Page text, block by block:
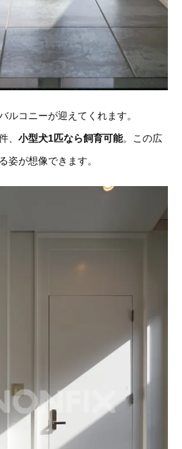
ルコニーが迎えてくれます。
、 小型犬1匹なら飼育可能。この広
姿が想像できます。